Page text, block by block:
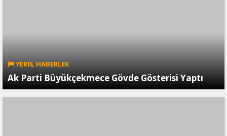
YEREL HABERLER
Ak Parti Büyükçekmece Gövde Gösterisi Yaptı